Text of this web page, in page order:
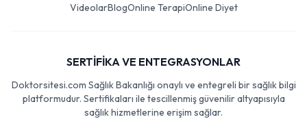
VideolarBlogOnline TerapiOnline Diyet
SERTİFİKA VE ENTEGRASYONLAR
Doktorsitesi.com Sağlık Bakanlığı onaylı ve entegreli bir sağlık bilgi
platformudur. Sertifikaları ile tescillenmiş güvenilir altyapısıyla
sağlık hizmetlerine erişim sağlar.